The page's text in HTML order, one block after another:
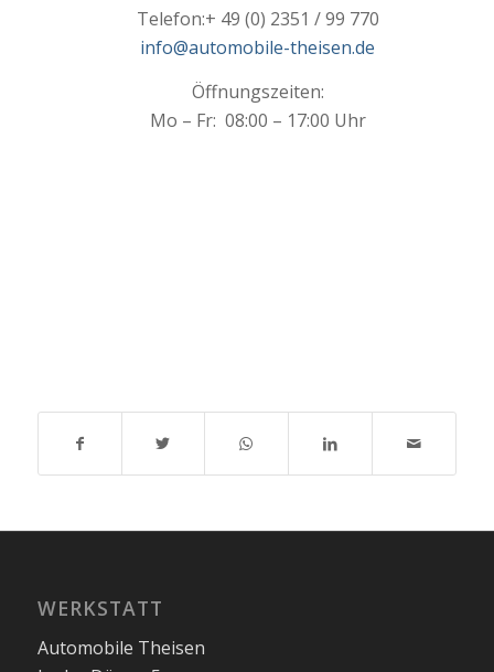
Telefon:+ 49 (0) 2351 / 99 770
info@automobile-theisen.de
Öffnungszeiten:
Mo – Fr: 08:00 – 17:00 Uhr
WERKSTATT
Automobile Theisen